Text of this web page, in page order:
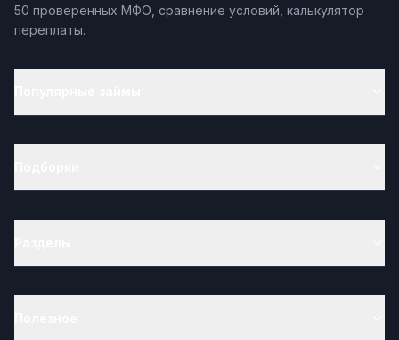
50 проверенных МФО, сравнение условий, калькулятор
переплаты.